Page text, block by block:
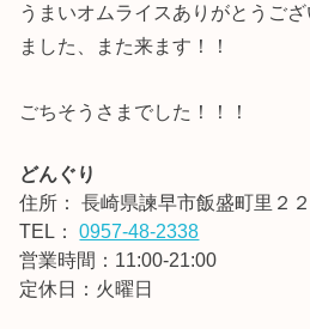
うまいオムライスありがとうご
ました、また来ます！！
ごちそうさまでした！！！
どんぐり
住所：長崎県諫早市飯盛町里２
TEL：0957-48-2338
営業時間：11:00-21:00
定休日：火曜日